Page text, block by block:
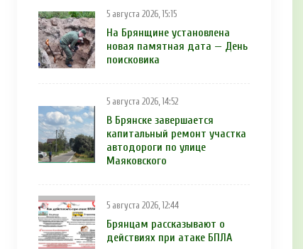
5 августа 2026, 15:15
На Брянщине установлена
новая памятная дата — День
поисковика
5 августа 2026, 14:52
В Брянске завершается
капитальный ремонт участка
автодороги по улице
Маяковского
5 августа 2026, 12:44
Брянцам рaссказывают о
действиях при атаке БПЛA